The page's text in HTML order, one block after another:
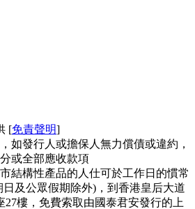
[免責聲明]
如發行人或擔保人無力償債或違約，
或全部應收款項
結構性產品的人仕可於工作日的慣常
及公眾假期除外)，到香港皇后大道
27樓，免費索取由國泰君安發行的上